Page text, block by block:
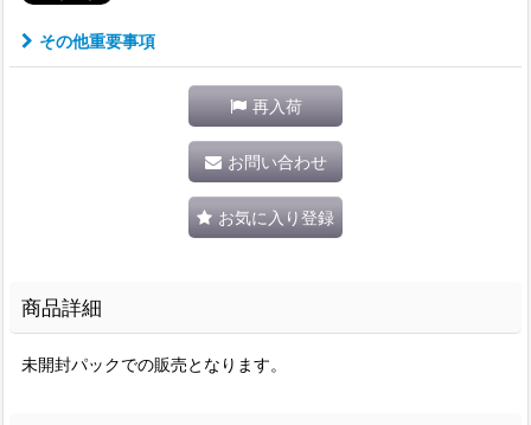
その他重要事項
再入荷
お問い合わせ
お気に入り登録
商品詳細
未開封パックでの販売となります。